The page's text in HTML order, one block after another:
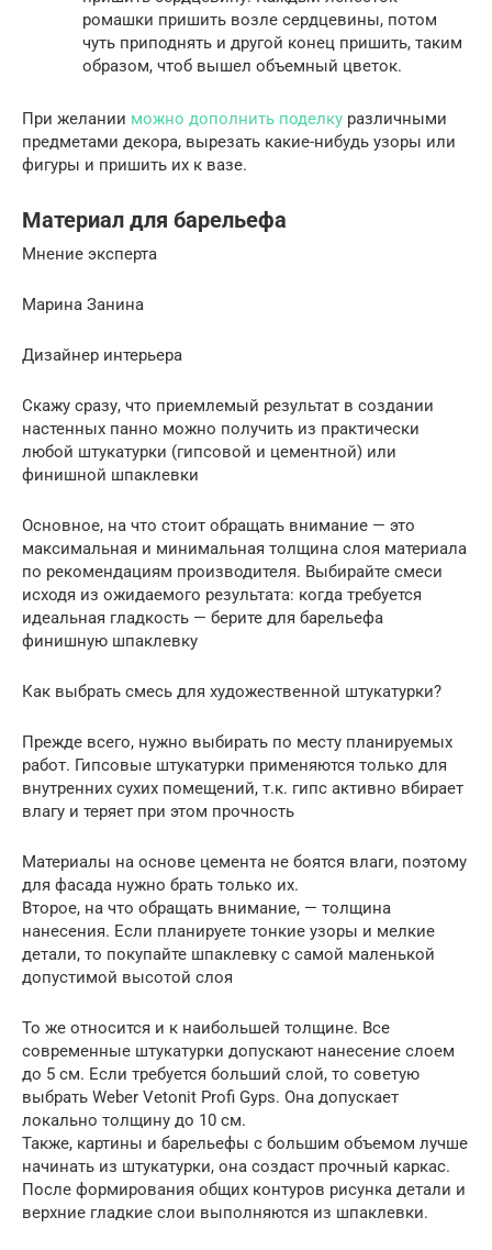
ромашки пришить возле сердцевины, потом
чуть приподнять и другой конец пришить, таким
образом, чтоб вышел объемный цветок.
При желании можно дополнить поделку различными
предметами декора, вырезать какие-нибудь узоры или
фигуры и пришить их к вазе.
Материал для барельефа
Мнение эксперта
Марина Занина
Дизайнер интерьера
Скажу сразу, что приемлемый результат в создании
настенных панно можно получить из практически
любой штукатурки (гипсовой и цементной) или
финишной шпаклевки
Основное, на что стоит обращать внимание — это
максимальная и минимальная толщина слоя материала
по рекомендациям производителя. Выбирайте смеси
исходя из ожидаемого результата: когда требуется
идеальная гладкость — берите для барельефа
финишную шпаклевку
Как выбрать смесь для художественной штукатурки?
Прежде всего, нужно выбирать по месту планируемых
работ. Гипсовые штукатурки применяются только для
внутренних сухих помещений, т.к. гипс активно вбирает
влагу и теряет при этом прочность
Материалы на основе цемента не боятся влаги, поэтому
для фасада нужно брать только их.
Второе, на что обращать внимание, — толщина
нанесения. Если планируете тонкие узоры и мелкие
детали, то покупайте шпаклевку с самой маленькой
допустимой высотой слоя
То же относится и к наибольшей толщине. Все
современные штукатурки допускают нанесение слоем
до 5 см. Если требуется больший слой, то советую
выбрать Weber Vetonit Profi Gyps. Она допускает
локально толщину до 10 см.
Также, картины и барельефы с большим объемом лучше
начинать из штукатурки, она создаст прочный каркас.
После формирования общих контуров рисунка детали и
верхние гладкие слои выполняются из шпаклевки.